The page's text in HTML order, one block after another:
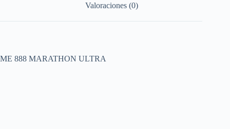
Valoraciones (0)
ME 888 MARATHON ULTRA